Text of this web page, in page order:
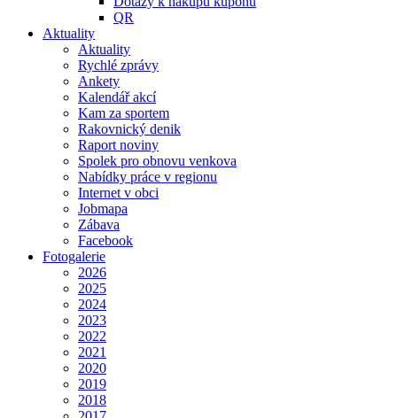
QR
Aktuality
Aktuality
Rychlé zprávy
Ankety
Kalendář akcí
Kam za sportem
Rakovnický denik
Raport noviny
Spolek pro obnovu venkova
Nabídky práce v regionu
Internet v obci
Jobmapa
Zábava
Facebook
Fotogalerie
2026
2025
2024
2023
2022
2021
2020
2019
2018